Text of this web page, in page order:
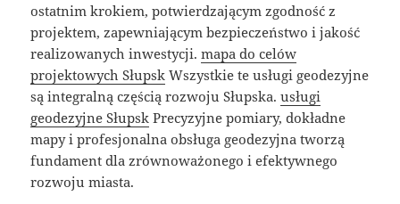
ostatnim krokiem, potwierdzającym zgodność z
projektem, zapewniającym bezpieczeństwo i jakość
realizowanych inwestycji.mapa do celów
projektowych Słupsk Wszystkie te usługi geodezyjne
są integralną częścią rozwoju Słupska.usługi
geodezyjne Słupsk Precyzyjne pomiary, dokładne
mapy i profesjonalna obsługa geodezyjna tworzą
fundament dla zrównoważonego i efektywnego
rozwoju miasta.